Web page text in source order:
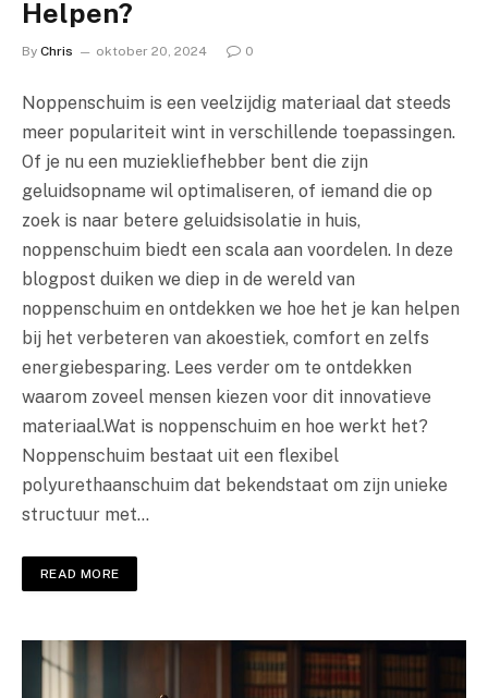
Helpen?
By Chris oktober 20, 2024 0
Noppenschuim is een veelzijdig materiaal dat steeds
meer populariteit wint in verschillende toepassingen.
Of je nu een muziekliefhebber bent die zijn
geluidsopname wil optimaliseren, of iemand die op
zoek is naar betere geluidsisolatie in huis,
noppenschuim biedt een scala aan voordelen. In deze
blogpost duiken we diep in de wereld van
noppenschuim en ontdekken we hoe het je kan helpen
bij het verbeteren van akoestiek, comfort en zelfs
energiebesparing. Lees verder om te ontdekken
waarom zoveel mensen kiezen voor dit innovatieve
materiaal.Wat is noppenschuim en hoe werkt het?
Noppenschuim bestaat uit een flexibel
polyurethaanschuim dat bekendstaat om zijn unieke
structuur met…
READ MORE